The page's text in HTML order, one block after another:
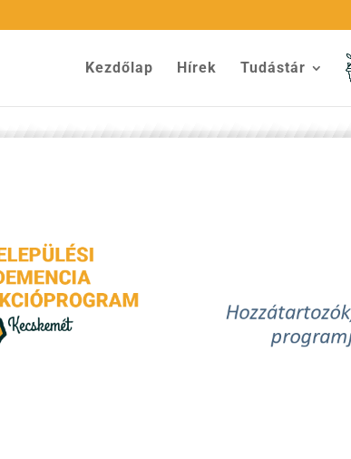
Kezdőlap Hírek Tudástár